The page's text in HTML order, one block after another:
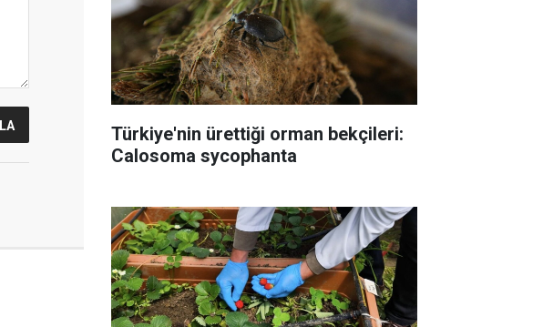
Türkiye'nin ürettiği orman bekçileri:
Calosoma sycophanta